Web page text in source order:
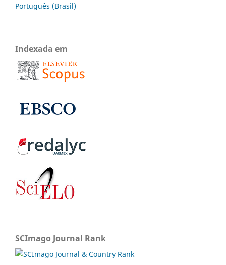
Português (Brasil)
Indexada em
SCImago Journal Rank